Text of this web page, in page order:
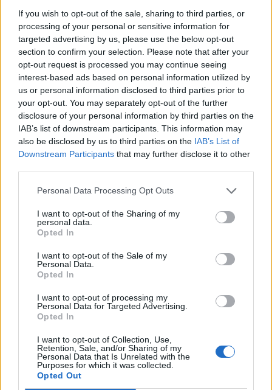
If you wish to opt-out of the sale, sharing to third parties, or
processing of your personal or sensitive information for
targeted advertising by us, please use the below opt-out
section to confirm your selection. Please note that after your
opt-out request is processed you may continue seeing
interest-based ads based on personal information utilized by
us or personal information disclosed to third parties prior to
your opt-out. You may separately opt-out of the further
disclosure of your personal information by third parties on the
IAB’s list of downstream participants. This information may
also be disclosed by us to third parties on the IAB’s List of
Downstream Participants that may further disclose it to other
Personal Data Processing Opt Outs
I want to opt-out of the Sharing of my
personal data.
Opted In
I want to opt-out of the Sale of my
Personal Data.
Opted In
I want to opt-out of processing my
Personal Data for Targeted Advertising.
Opted In
I want to opt-out of Collection, Use,
Retention, Sale, and/or Sharing of my
Personal Data that Is Unrelated with the
Purposes for which it was collected.
Opted Out
καταστολής που οδηγεί σε λουτρό αίματος.
1945 Συλλαμβάνεται ο εγκληματίας πολέμου
Χέρμαν Γκέρινγκ από τον αμερικανικό στρατό.
1945 Ο Κόκκινος Στρατός ελευθερώνει την Πράγα
από τις γερμανικές δυνάμεις κατοχής.
1949 Ο Ρενιέ Γ' στέφεται πρίγκηπας του Μονακό.
1955 Η Δυτική Γερμανία γίνεται μέλος του ΝΑΤΟ.
Η.Π.Α. ανακοινώνει για πρώτη φορά την έγκριση της
διάθεσης αντισυλληπτικού δισκίου.
1961 Την επιστροφή των Ελγινείων μαρμάρων του
θέλησης μετά την επίλυση του Κυπριακού,
προτείνει ο Άγγλος βουλευτής Φίλιπ Νόελ
1980 Ο Γεώργιος Ράλλης αναλαμβάνει
πρωθυπουργός της Ελλάδας.